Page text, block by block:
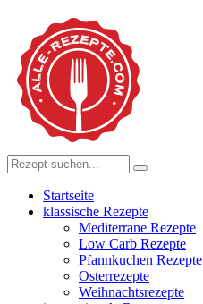
Startseite
klassische Rezepte
Mediterrane Rezepte
Low Carb Rezepte
Pfannkuchen Rezepte
Osterrezepte
Weihnachtsrezepte